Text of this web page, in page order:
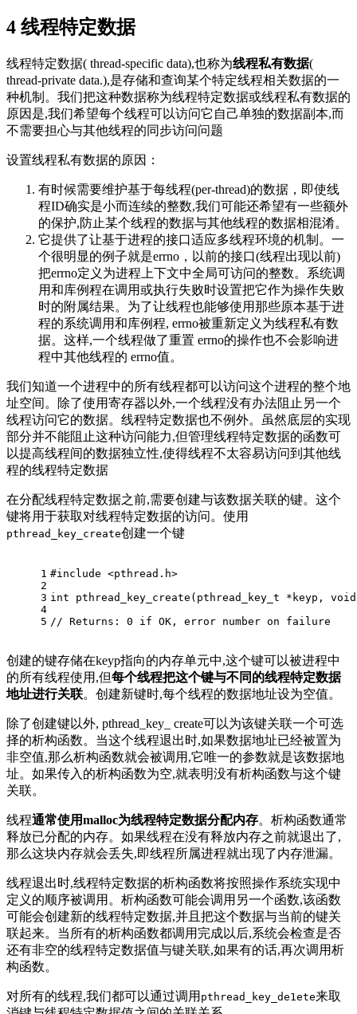
4 线程特定数据
线程特定数据( thread-specific data),也称为线程私有数据(
thread-private data.),是存储和查询某个特定线程相关数据的一
种机制。我们把这种数据称为线程特定数据或线程私有数据的
原因是,我们希望每个线程可以访问它自己单独的数据副本,而
不需要担心与其他线程的同步访问问题
设置线程私有数据的原因：
有时候需要维护基于每线程(per-thread)的数据，即使线
程ID确实是小而连续的整数,我们可能还希望有一些额外
的保护,防止某个线程的数据与其他线程的数据相混淆。
它提供了让基于进程的接口适应多线程环境的机制。一
个很明显的例子就是errno，以前的接口(线程出现以前)
把errno定义为进程上下文中全局可访问的整数。系统调
用和库例程在调用或执行失败时设置把它作为操作失败
时的附属结果。为了让线程也能够使用那些原本基于进
程的系统调用和库例程, errno被重新定义为线程私有数
据。这样,一个线程做了重置 errno的操作也不会影响进
程中其他线程的 errno值。
我们知道一个进程中的所有线程都可以访问这个进程的整个地
址空间。除了使用寄存器以外,一个线程没有办法阻止另一个
线程访问它的数据。线程特定数据也不例外。虽然底层的实现
部分并不能阻止这种访问能力,但管理线程特定数据的函数可
以提高线程间的数据独立性,使得线程不太容易访问到其他线
程的线程特定数据
在分配线程特定数据之前,需要创建与该数据关联的键。这个
键将用于获取对线程特定数据的访问。使用
pthread_key_create创建一个键
1
2
3
4
5
#include <pthread.h>
int pthread_key_create(pthread_key_t *keyp,
// Returns: 0 if OK, error number on failure
创建的键存储在keyp指向的内存单元中,这个键可以被进程中
的所有线程使用,但每个线程把这个键与不同的线程特定数据
地址进行关联。创建新键时,每个线程的数据地址设为空值。
除了创建键以外, pthread_key_ create可以为该键关联一个可选
择的析构函数。当这个线程退出时,如果数据地址已经被置为
非空值,那么析构函数就会被调用,它唯一的参数就是该数据地
址。如果传入的析构函数为空,就表明没有析构函数与这个键
关联。
线程通常使用malloc为线程特定数据分配内存。析构函数通常
释放已分配的内存。如果线程在没有释放内存之前就退出了,
那么这块内存就会丢失,即线程所属进程就出现了内存泄漏。
线程退出时,线程特定数据的析构函数将按照操作系统实现中
定义的顺序被调用。析构函数可能会调用另一个函数,该函数
可能会创建新的线程特定数据,并且把这个数据与当前的键关
联起来。当所有的析构函数都调用完成以后,系统会检查是否
还有非空的线程特定数据值与键关联,如果有的话,再次调用析
构函数。
对所有的线程,我们都可以通过调用 pthread_key_de1ete来取